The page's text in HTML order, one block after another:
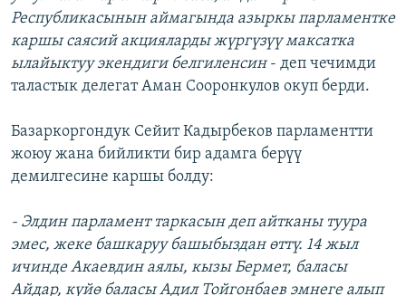
Республикасынын аймагында азыркы парламентке
каршы саясий акцияларды жүргүзүү максатка
ылайыктуу экендиги белгиленсин - деп чечимди
таластык делегат Аман Сооронкулов окуп берди.
Базаркоргондук Сейит Кадырбеков парламентти
жоюу жана бийликти бир адамга берүү
демилгесине каршы болду:
- Элдин парламент таркасын деп айтканы туура
эмес, жеке башкаруу башыбыздан өттү. 14 жыл
ичинде Акаевдин аялы, кызы Бермет, баласы
Айдар, күйө баласы Адил Тойгонбаев эмнеге алып